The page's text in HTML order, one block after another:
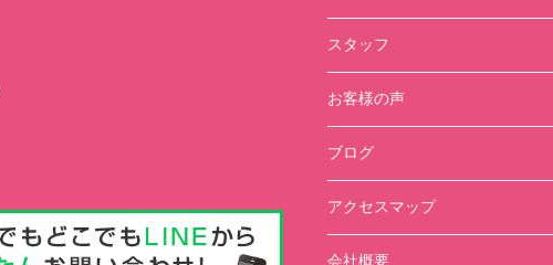
スタッフ
お客様の声
ブログ
アクセスマップ
会社概要